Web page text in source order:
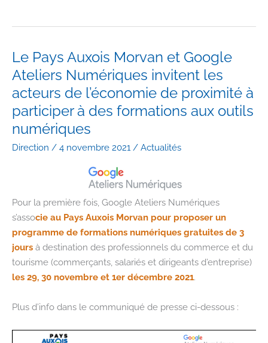
du
territoire
Le Pays Auxois Morvan et Google
Ateliers Numériques invitent les
acteurs de l’économie de proximité à
participer à des formations aux outils
numériques
Direction / 4 novembre 2021 / Actualités
Pour la première fois, Google Ateliers Numériques
s’associe au Pays Auxois Morvan pour proposer un
programme de formations numériques gratuites de 3
jours à destination des professionnels du commerce et du
tourisme (commerçants, salariés et dirigeants d’entreprise)
les 29, 30 novembre et 1er décembre 2021.
Plus d’info dans le communiqué de presse ci-dessous :